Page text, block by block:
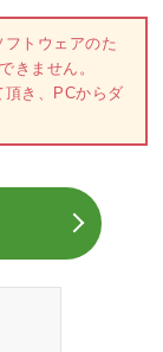
トウェアのた
きません。
き、PCからダ